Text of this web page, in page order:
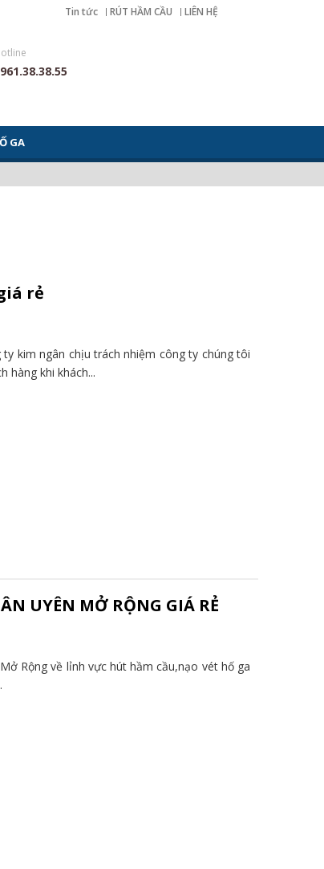
Tin tức RÚT HẦM CẦU LIÊN HỆ
GA
rẻ
kim ngân chịu trách nhiệm công ty chúng tôi
hàng khi khách...
UYÊN MỞ RỘNG GIÁ RẺ
Rộng về lỉnh vực hút hầm cầu,nạo vét hố ga